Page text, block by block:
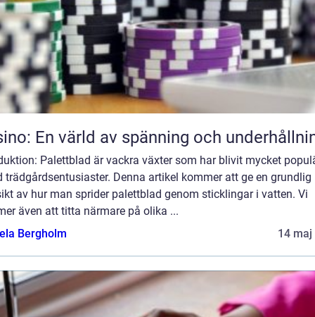
En värld av spänning och
Palettblad är vackra växter som har blivit mycket
trädgårdsentusiaster. Denna artikel kommer att ge en grundlig
av hur man sprider palettblad genom sticklingar i vatten. Vi
även att titta närmare på olika ...
Bergholm
14 maj